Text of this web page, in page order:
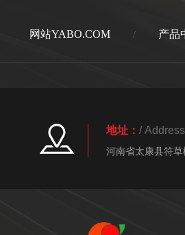
网站YABO.COM / 产品
地址： / Address
河南省太康县符草